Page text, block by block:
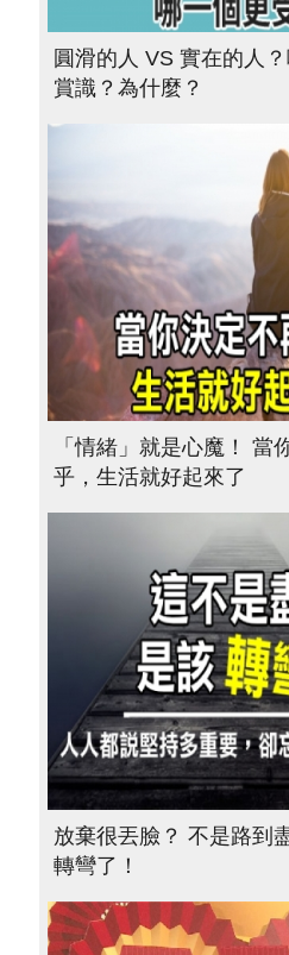
圓滑的人 VS 實在的人
賞識？為什麼？
「情緒」就是心魔！ 當
乎，生活就好起來了
放棄很丟臉？ 不是路到
轉彎了！